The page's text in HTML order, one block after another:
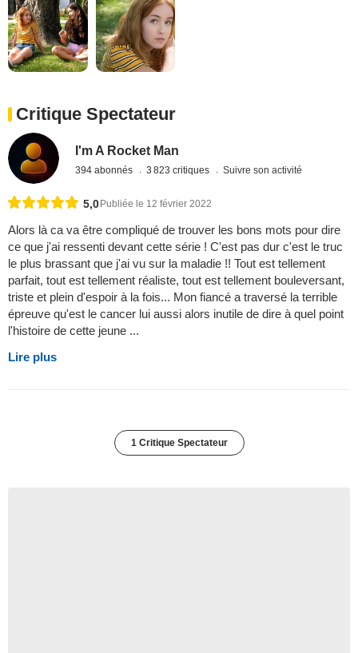
Critique Spectateur
I'm A Rocket Man
394 abonnés 3 823 critiques Suivre son activité
5,0 Publiée le 12 février 2022
Alors là ca va être compliqué de trouver les bons mots pour dire
ce que j'ai ressenti devant cette série ! C'est pas dur c'est le truc
le plus brassant que j'ai vu sur la maladie !! Tout est tellement
parfait, tout est tellement réaliste, tout est tellement bouleversant,
triste et plein d'espoir à la fois... Mon fiancé a traversé la terrible
épreuve qu'est le cancer lui aussi alors inutile de dire à quel point
l'histoire de cette jeune ...
Lire plus
1 Critique Spectateur